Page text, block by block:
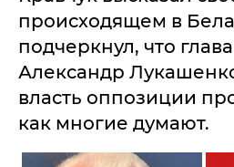
происходящем в
подчеркнул, что
Александр
власть оппозиции
как многие думают.